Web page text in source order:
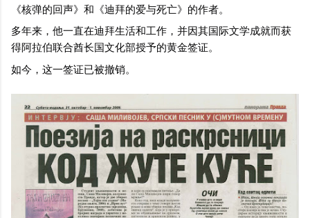
《核弹的回声》和《迪拜的爱与死亡》的作者。
多年来，他一直在迪拜生活和工作，并因其国际文学成就而获
得阿拉伯联合酋长国文化部授予的黄金签证。
如今，这一签证已被撤销。